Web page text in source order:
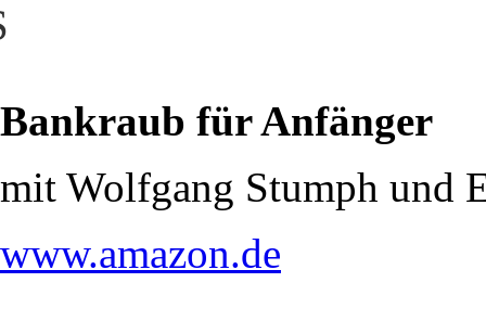
Bankraub für Anfänger
mit Wolfgang Stumph und
www.amazon.de